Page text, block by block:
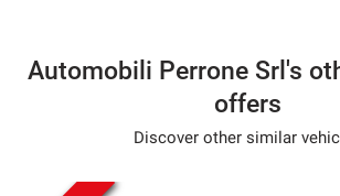
Leather steering wheel
Multifunction steering wheel
Automobili Perrone Srl's
offers
Discover other similar